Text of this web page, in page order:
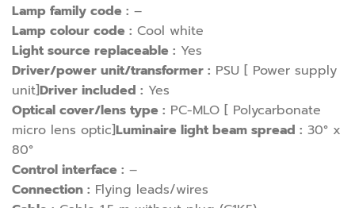
Lamp family code : –
Lamp colour code : Cool white
Light source replaceable : Yes
Driver/power unit/transformer : PSU [ Power supply
unit]Driver included : Yes
Optical cover/lens type : PC-MLO [ Polycarbonate
micro lens optic]Luminaire light beam spread : 30° x
80°
Control interface : –
Connection : Flying leads/wires